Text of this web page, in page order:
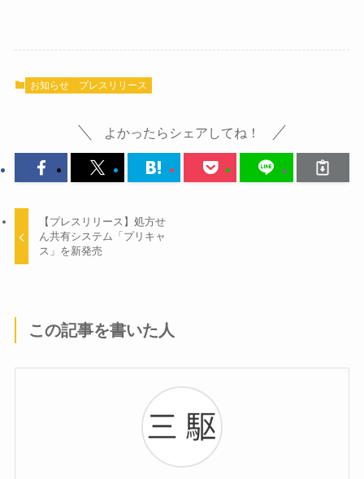
お知らせ プレスリリース
よかったらシェアしてね！
【プレスリリース】処方せ
ん共有システム「プリキャ
ス」を新発売
この記事を書いた人